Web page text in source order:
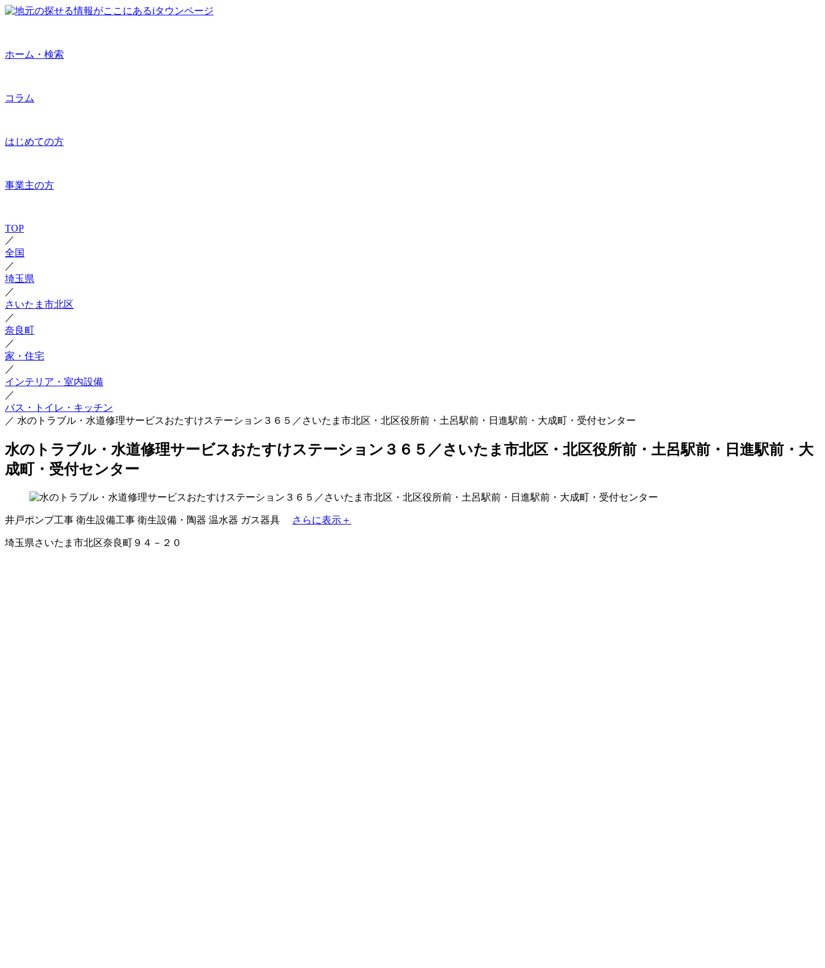
ホーム・検索
コラム
はじめての方
事業主の方
TOP
／
全国
／
埼玉県
／
さいたま市北区
／
奈良町
／
家・住宅
／
インテリア・室内設備
／
バス・トイレ・キッチン
／ 水のトラブル・水道修理サービスおたすけステーション３６５／さいたま市北区・北区役所前・土呂駅前・日進駅前・大成町・受付センター
水のトラブル・水道修理サービスおたすけステーション３６５／さいたま市北区・北区役所前・土呂駅前・日進駅前・大
成町・受付センター
井戸ポンプ工事 衛生設備工事 衛生設備・陶器 温水器 ガス器具 さらに表示＋
埼玉県さいたま市北区奈良町９４－２０